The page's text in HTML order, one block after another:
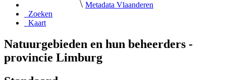
Metadata Vlaanderen
Zoeken
Kaart
Natuurgebieden en hun beheerders -
provincie Limburg